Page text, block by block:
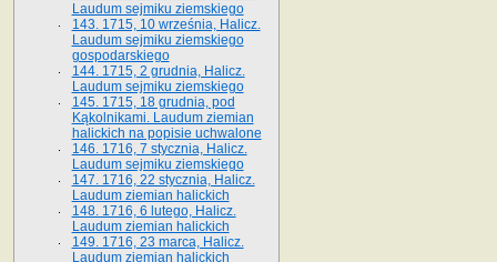
Laudum sejmiku ziemskiego
143. 1715, 10 września, Halicz.
Laudum sejmiku ziemskiego
gospodarskiego
144. 1715, 2 grudnia, Halicz.
Laudum sejmiku ziemskiego
145. 1715, 18 grudnia, pod
Kąkolnikami. Laudum ziemian
halickich na popisie uchwalone
146. 1716, 7 stycznia, Halicz.
Laudum sejmiku ziemskiego
147. 1716, 22 stycznia, Halicz.
Laudum ziemian halickich
148. 1716, 6 lutego, Halicz.
Laudum ziemian halickich
149. 1716, 23 marca, Halicz.
Laudum ziemian halickich